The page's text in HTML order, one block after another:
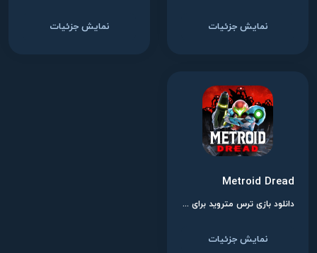
نمایش جزئیات نمایش جزئیات
Metroid Dread
دانلود بازی ترس متروید برای نینتندو سوییچ
نمایش جزئیات